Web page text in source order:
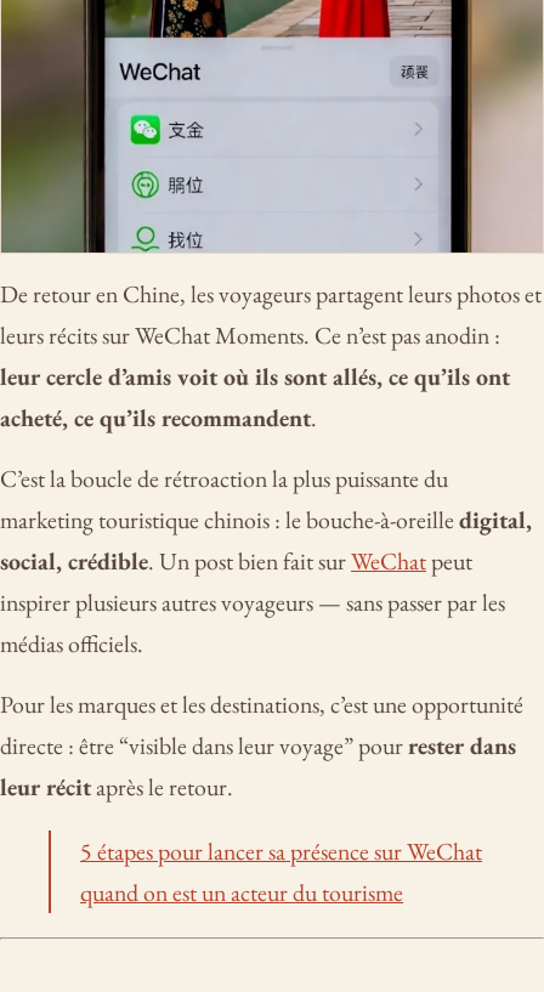
De retour en Chine, les voyageurs partagent leurs photos et
leurs récits sur WeChat Moments. Ce n’est pas anodin :
leur cercle d’amis voit où ils sont allés, ce qu’ils ont
acheté, ce qu’ils recommandent.
C’est la boucle de rétroaction la plus puissante du
marketing touristique chinois : le bouche-à-oreilledigital,
social, crédible. Un post bien fait surWeChatpeut
inspirer plusieurs autres voyageurs — sans passer par les
médias officiels.
Pour les marques et les destinations, c’est une opportunité
directe : être “visible dans leur voyage” pourrester dans
leur récitaprès le retour.
5 étapes pour lancer sa présence sur WeChat
quand on est un acteur du tourisme